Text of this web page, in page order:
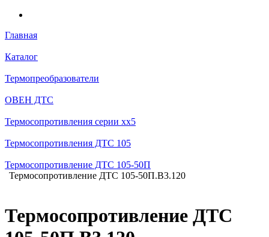
Главная
Каталог
Термопреобразователи
ОВЕН ДТС
Термосопротивления серии хх5
Термосопротивления ДТС 105
Термосопротивление ДТС 105-50П
Термосопротивление ДТС 105-50П.В3.120
Термосопротивление ДТС